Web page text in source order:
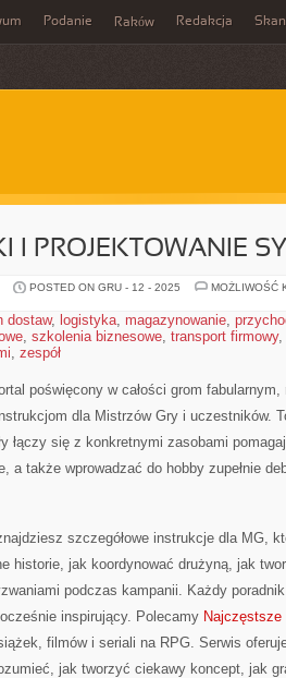
Podanie Raków Redakcja
I PROJEKTOWANIE
POSTED ON GRU - 12 - 2025
MOŻLIWOŚĆ
dostaw, logistyka, magazynowanie,
, szkolenia biznesowe, transport firmowy,
, zespół
poświęcony w całości grom
dla Mistrzów Gry i uczestników.
łączy się z konkretnymi zasobami
a także wprowadzać do hobby zupełnie
szczegółowe instrukcje dla MG,
historie, jak koordynować drużyną, jak
podczas kampanii. Każdy
inspirujący. Polecamy Najczęstsze
filmów i seriali na RPG. Serwis
jak tworzyć ciekawy koncept, jak